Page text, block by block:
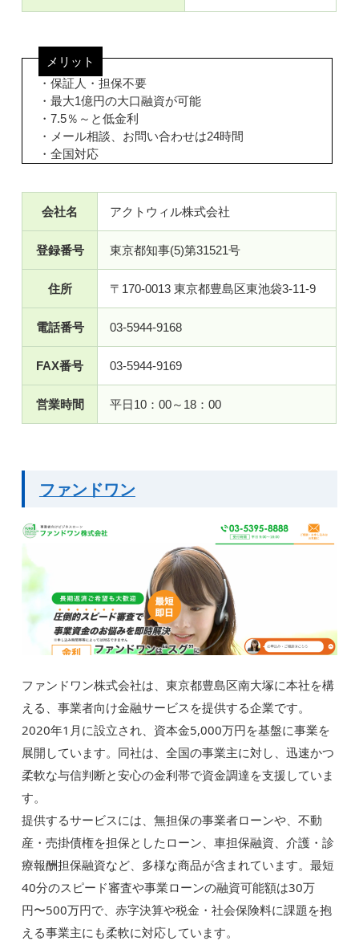
メリット
・保証人・担保不要
・最大1億円の大口融資が可能
・7.5％～と低金利
・メール相談、お問い合わせは24時間
・全国対応
会社名 アクトウィル株式会社
登録番号 東京都知事(5)第31521号
住所 〒170-0013 東京都豊島区東池袋3-11-9
電話番号 03-5944-9168
FAX番号 03-5944-9169
営業時間 平日10：00～18：00
ファンドワン
ファンドワン株式会社は、東京都豊島区南大塚に本社を構
える、事業者向け金融サービスを提供する企業です。
2020年1月に設立され、資本金5,000万円を基盤に事業を
展開しています。同社は、全国の事業主に対し、迅速かつ
柔軟な与信判断と安心の金利帯で資金調達を支援していま
す。
提供するサービスには、無担保の事業者ローンや、不動
産・売掛債権を担保としたローン、車担保融資、介護・診
療報酬担保融資など、多様な商品が含まれています。最短
40分のスピード審査や事業ローンの融資可能額は30万
円〜500万円で、赤字決算や税金・社会保険料に課題を抱
える事業主にも柔軟に対応しています。